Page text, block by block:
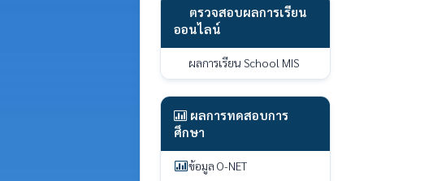
ตรวจสอบผลการเรียน
ออนไลน์
ผลการเรียน School MIS
ผลการทดสอบการ
ศึกษา
ข้อมูล O-NET